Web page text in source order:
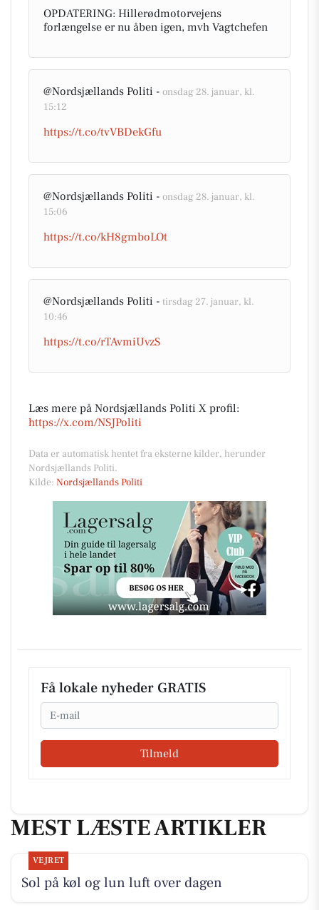
OPDATERING: Hillerødmotorvejens
forlængelse er nu åben igen, mvh Vagtchefen
@Nordsjællands Politi - onsdag 28. januar, kl.
15:12
https://t.co/tvVBDekGfu
@Nordsjællands Politi - onsdag 28. januar, kl.
15:06
https://t.co/kH8gmboLOt
@Nordsjællands Politi - tirsdag 27. januar, kl.
10:46
https://t.co/rTAvmiUvzS
Læs mere på Nordsjællands Politi X profil:
https://x.com/NSJPoliti
Data er automatisk hentet fra eksterne kilder, herunder
Nordsjællands Politi.
Kilde: Nordsjællands Politi
Få lokale nyheder GRATIS
Email
Tilmeld
MEST LÆSTE ARTIKLER
VEJRET
Sol på køl og lun luft over dagen